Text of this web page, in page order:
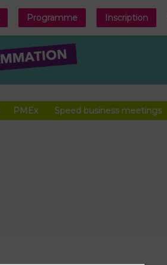
Programme Inscription
PMEx Speed business meetings